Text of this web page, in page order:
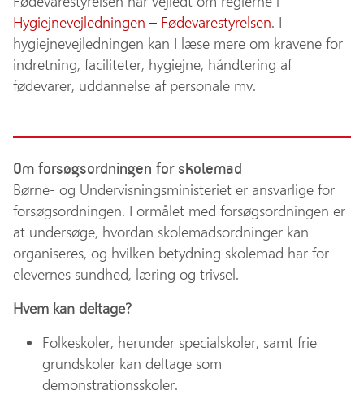
Hygiejnevejledningen – Fødevarestyrelsen. I
hygiejnevejledningen kan I læse mere om kravene for
indretning, faciliteter, hygiejne, håndtering af
fødevarer, uddannelse af personale mv.
Om forsøgsordningen for skolemad
Børne- og Undervisningsministeriet er ansvarlige for
forsøgsordningen. Formålet med forsøgsordningen er
at undersøge, hvordan skolemadsordninger kan
organiseres, og hvilken betydning skolemad har for
elevernes sundhed, læring og trivsel.
Hvem kan deltage?
Folkeskoler, herunder specialskoler, samt frie
grundskoler kan deltage som
demonstrationsskoler.